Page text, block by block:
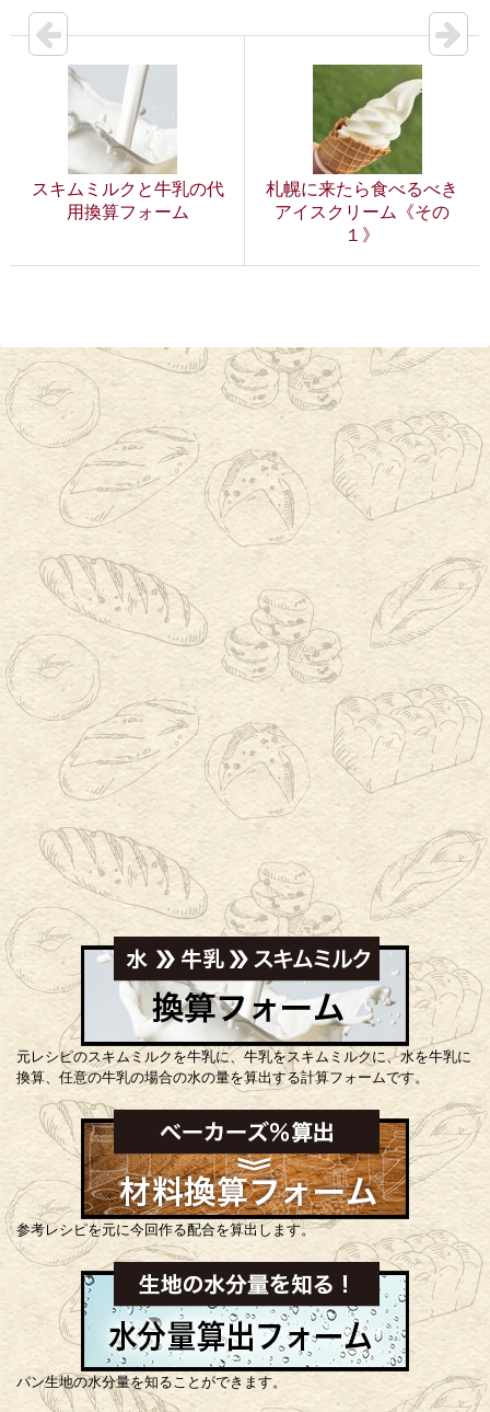
スキムミルクと牛乳の代
用換算フォーム
札幌に来たら食べるべき
アイスクリーム《その
１》
元レシピのスキムミルクを牛乳に、牛乳をスキムミルクに、水を牛乳に
換算、任意の牛乳の場合の水の量を算出する計算フォームです。
参考レシピを元に今回作る配合を算出します。
パン生地の水分量を知ることができます。